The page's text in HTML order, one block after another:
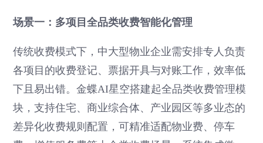
场景一：多项目全品类收费智能化管理
传统收费模式下，中大型物业企业需安排专人负责
各项目的收费登记、票据开具与对账工作，效率低
下且易出错。金蝶AI星空搭建起全品类收费管理模
块，支持住宅、商业综合体、产业园区等多业态的
差异化收费规则配置，可精准适配物业费、停车